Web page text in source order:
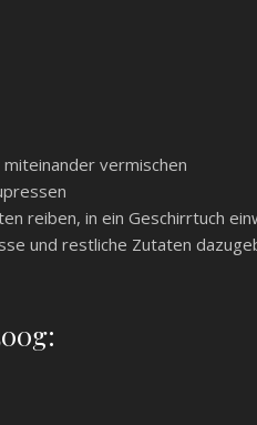
vermischen
reiben, in ein Geschirrtuch
und restliche Zutaten